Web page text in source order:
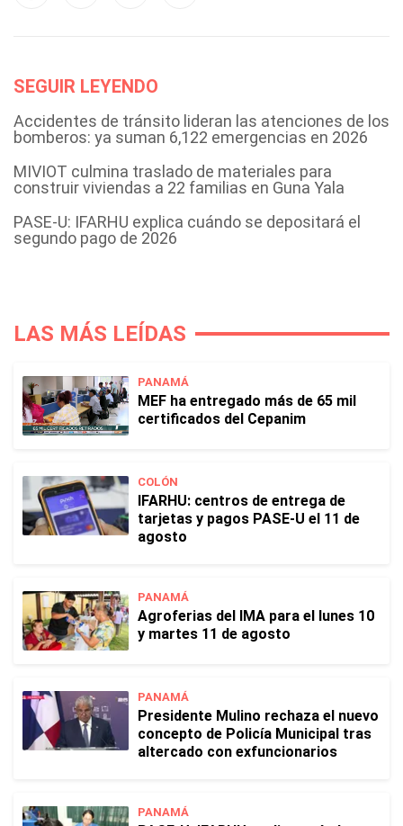
SEGUIR LEYENDO
Accidentes de tránsito lideran las atenciones de los
bomberos: ya suman 6,122 emergencias en 2026
MIVIOT culmina traslado de materiales para
construir viviendas a 22 familias en Guna Yala
PASE-U: IFARHU explica cuándo se depositará el
segundo pago de 2026
LAS MÁS LEÍDAS
PANAMÁ
MEF ha entregado más de 65 mil
certificados del Cepanim
COLÓN
IFARHU: centros de entrega de
tarjetas y pagos PASE-U el 11 de
agosto
PANAMÁ
Agroferias del IMA para el lunes 10
y martes 11 de agosto
PANAMÁ
Presidente Mulino rechaza el nuevo
concepto de Policía Municipal tras
altercado con exfuncionarios
PANAMÁ